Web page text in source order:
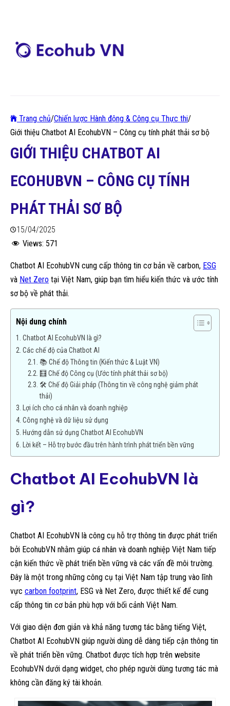
Trang chủ/Chiến lược Hành động & Công cụ Thực thi/
Giới thiệu Chatbot AI EcohubVN – Công cụ tính phát thải sơ bộ
GIỚI THIỆU CHATBOT AI
ECOHUBVN – CÔNG CỤ TÍNH
PHÁT THẢI SƠ BỘ
15/04/2025
Views: 571
Chatbot AI EcohubVN cung cấp thông tin cơ bản về carbon, ESG
và Net Zero tại Việt Nam, giúp bạn tìm hiểu kiến thức và ước tính
sơ bộ về phát thải.
Nội dung chính
Chatbot AI EcohubVN là gì?
Các chế độ của Chatbot AI
📚 Chế độ Thông tin (Kiến thức & Luật VN)
🧮 Chế độ Công cụ (Ước tính phát thải sơ bộ)
🛠️ Chế độ Giải pháp (Thông tin về công nghệ giảm phát
thải)
Lợi ích cho cá nhân và doanh nghiệp
Công nghệ và dữ liệu sử dụng
Hướng dẫn sử dụng Chatbot AI EcohubVN
Lời kết – Hỗ trợ bước đầu trên hành trình phát triển bền vững
Chatbot AI EcohubVN là
gì?
Chatbot AI EcohubVN là công cụ hỗ trợ thông tin được phát triển
bởi EcohubVN nhằm giúp cá nhân và doanh nghiệp Việt Nam tiếp
cận kiến thức về phát triển bền vững và các vấn đề môi trường.
Đây là một trong những công cụ tại Việt Nam tập trung vào lĩnh
vực carbon footprint, ESG và Net Zero, được thiết kế để cung
cấp thông tin cơ bản phù hợp với bối cảnh Việt Nam.
Với giao diện đơn giản và khả năng tương tác bằng tiếng Việt,
Chatbot AI EcohubVN giúp người dùng dễ dàng tiếp cận thông tin
về phát triển bền vững. Chatbot được tích hợp trên website
EcohubVN dưới dạng widget, cho phép người dùng tương tác mà
không cần đăng ký tài khoản.